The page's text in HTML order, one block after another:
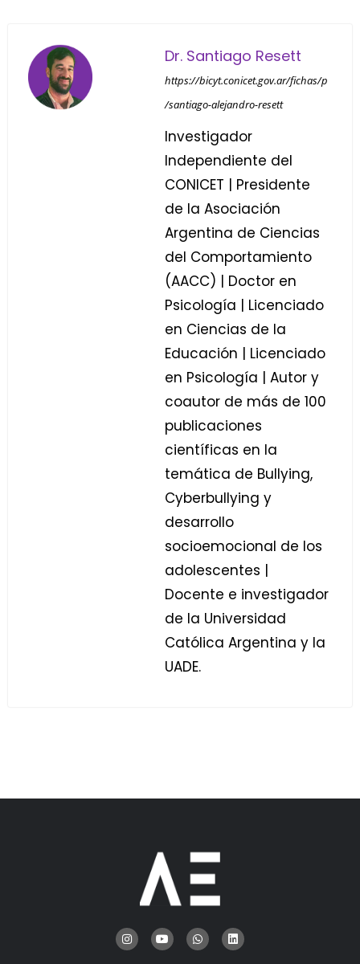
Dr. Santiago Resett
https://bicyt.conicet.gov.ar/fichas/p
/santiago-alejandro-resett
Investigador
Independiente del
CONICET | Presidente
de la Asociación
Argentina de Ciencias
del Comportamiento
(AACC) | Doctor en
Psicología | Licenciado
en Ciencias de la
Educación | Licenciado
en Psicología | Autor y
coautor de más de 100
publicaciones
científicas en la
temática de Bullying,
Cyberbullying y
desarrollo
socioemocional de los
adolescentes |
Docente e investigador
de la Universidad
Católica Argentina y la
UADE.